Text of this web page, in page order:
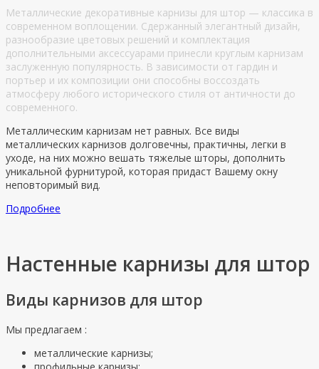
Металлические декоративные карнизы для штор — классика в
современном воплощении. Сдержанный элегантный дизайн,
разнообразие цветовых решений и комплектация
дополнительными аксессуарами принесли круглым карнизам
заслуженную популярность. В зависимости от гардин и
портьер и их композиции они способны воссоздать
атмосферу любого исторического стиля от античности до
современного.
Металлическим карнизам нет равных. Все виды
металлических карнизов долговечны, практичны, легки в
уходе, на них можно вешать тяжелые шторы, дополнить
уникальной фурнитурой, которая придаст Вашему окну
неповторимый вид.
Подробнее
Настенные карнизы для штор
Виды карнизов для штор
Мы предлагаем :
металлические карнизы;